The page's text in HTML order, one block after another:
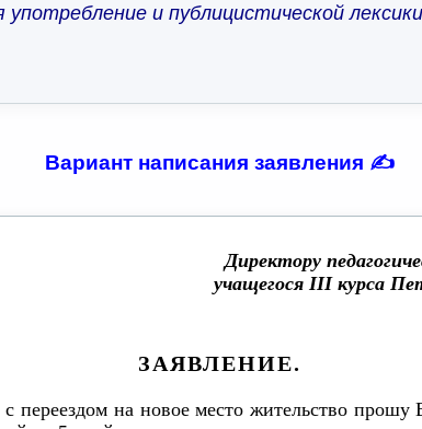
употребление и публицистической
Вариант написания заявления ✍️
Директору
учащегося III курса
ЗАЯВЛЕНИЕ.
переездом на новое место жительство прошу